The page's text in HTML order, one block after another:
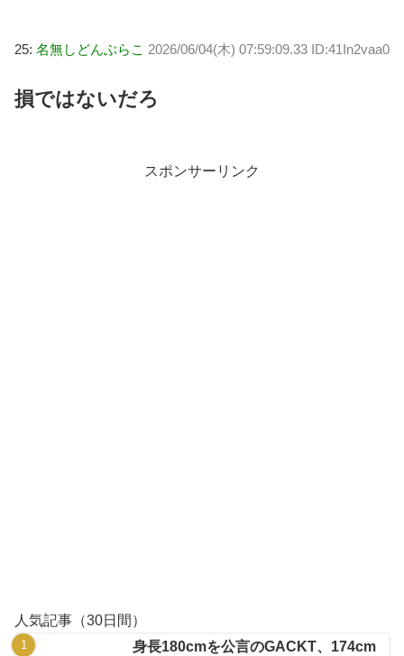
25: 名無しどんぶらこ 2026/06/04(木) 07:59:09.33 ID:41In2vaa0
損ではないだろ
スポンサーリンク
人気記事（30日間）
身長180cmを公言のGACKT、174cm